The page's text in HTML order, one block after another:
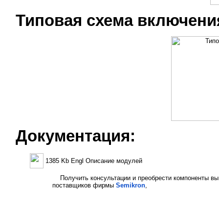
Типовая схема
Документация:
1385 Kb Engl Описание модулей
Получить консультации и преобрести компоненты
поставщиков фирмы Semikron